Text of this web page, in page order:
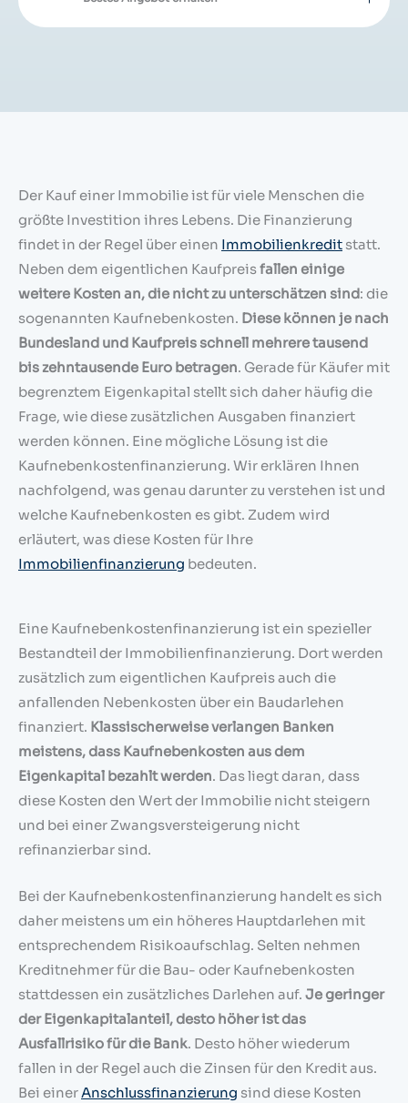
Der Kauf einer Immobilie ist für viele Menschen die
größte Investition ihres Lebens. Die Finanzierung
findet in der Regel über einen Immobilienkredit statt.
Neben dem eigentlichen Kaufpreisfallen einige
weitere Kosten an, die nicht zu unterschätzen sind: die
sogenannten Kaufnebenkosten. Diese können je nach
Bundesland und Kaufpreis schnell mehrere tausend
bis zehntausende Euro betragen. Gerade für Käufer mit
begrenztem Eigenkapital stellt sich daher häufig die
Frage, wie diese zusätzlichen Ausgaben finanziert
werden können. Eine mögliche Lösung ist die
Kaufnebenkostenfinanzierung. Wir erklären Ihnen
nachfolgend, was genau darunter zu verstehen ist und
welche Kaufnebenkosten es gibt. Zudem wird
erläutert, was diese Kosten für Ihre
Immobilienfinanzierung bedeuten.
Eine Kaufnebenkostenfinanzierung ist ein spezieller
Bestandteil der Immobilienfinanzierung. Dort werden
zusätzlich zum eigentlichen Kaufpreis auch die
anfallenden Nebenkosten über ein Baudarlehen
finanziert. Klassischerweise verlangen Banken
meistens, dass Kaufnebenkosten aus dem
Eigenkapital bezahlt werden. Das liegt daran, dass
diese Kosten den Wert der Immobilie nicht steigern
und bei einer Zwangsversteigerung nicht
refinanzierbar sind.
Bei der Kaufnebenkostenfinanzierung handelt es sich
daher meistens um ein höheres Hauptdarlehen mit
entsprechendem Risikoaufschlag. Selten nehmen
Kreditnehmer für die Bau- oder Kaufnebenkosten
stattdessen ein zusätzliches Darlehen auf. Je geringer
der Eigenkapitalanteil, desto höher ist das
Ausfallrisiko für die Bank. Desto höher wiederum
fallen in der Regel auch die Zinsen für den Kredit aus.
Bei einerAnschlussfinanzierung sind diese Kosten